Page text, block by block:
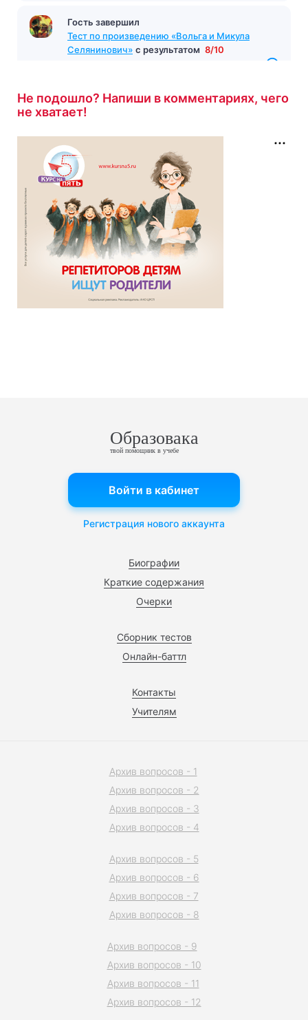
Гость завершил
Тест по произведению «Вольга и Микула
Селянинович» с результатом 8/10
Не подошло? Напиши в комментариях, чего
не хватает!
Образовака
твой помощник в учебе
Биографии
Краткие содержания
Очерки
Сборник тестов
Онлайн-баттл
Контакты
Учителям
Войти в кабинет
Регистрация нового аккаунта
Архив вопросов - 1
Архив вопросов - 2
Архив вопросов - 3
Архив вопросов - 4
Архив вопросов - 5
Архив вопросов - 6
Архив вопросов - 7
Архив вопросов - 8
Архив вопросов - 9
Архив вопросов - 10
Архив вопросов - 11
Архив вопросов - 12